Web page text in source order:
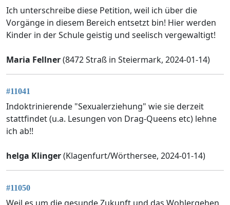
Ich unterschreibe diese Petition, weil ich über die
Vorgänge in diesem Bereich entsetzt bin! Hier werden
Kinder in der Schule geistig und seelisch vergewaltigt!
Maria Fellner(8472 Straß in Steiermark, 2024-01-14)
#11041
Indoktrinierende "Sexualerziehung" wie sie derzeit
stattfindet (u.a. Lesungen von Drag-Queens etc) lehne
ich ab!!
helga Klinger(Klagenfurt/Wörthersee, 2024-01-14)
#11050